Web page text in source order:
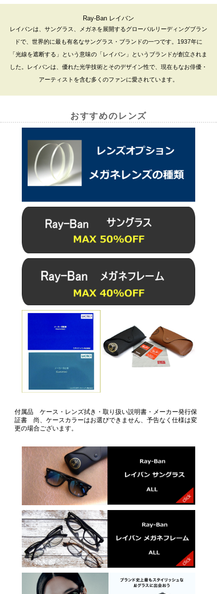
Ray-Ban レイバン
レイバンは、サングラス、メガネを展開するグローバルリーディングブラン
ドで、世界的に最も有名なサングラス・ブランドの一つです。1937年に
「光線を遮断する」という意味の「レイバン」というブランドが創立されま
した。レイバンは、優れた光学技術とそのデザイン性で、現在もなお俳優・
アーティストを含む多くのファンに愛されています。
おすすめのレンズ
付属品 ケース・レンズ拭き・取り扱い説明書・メーカー発行保
証書 尚、ケースカラーはお選びできません、予告なく仕様は変
更の場合ございます。